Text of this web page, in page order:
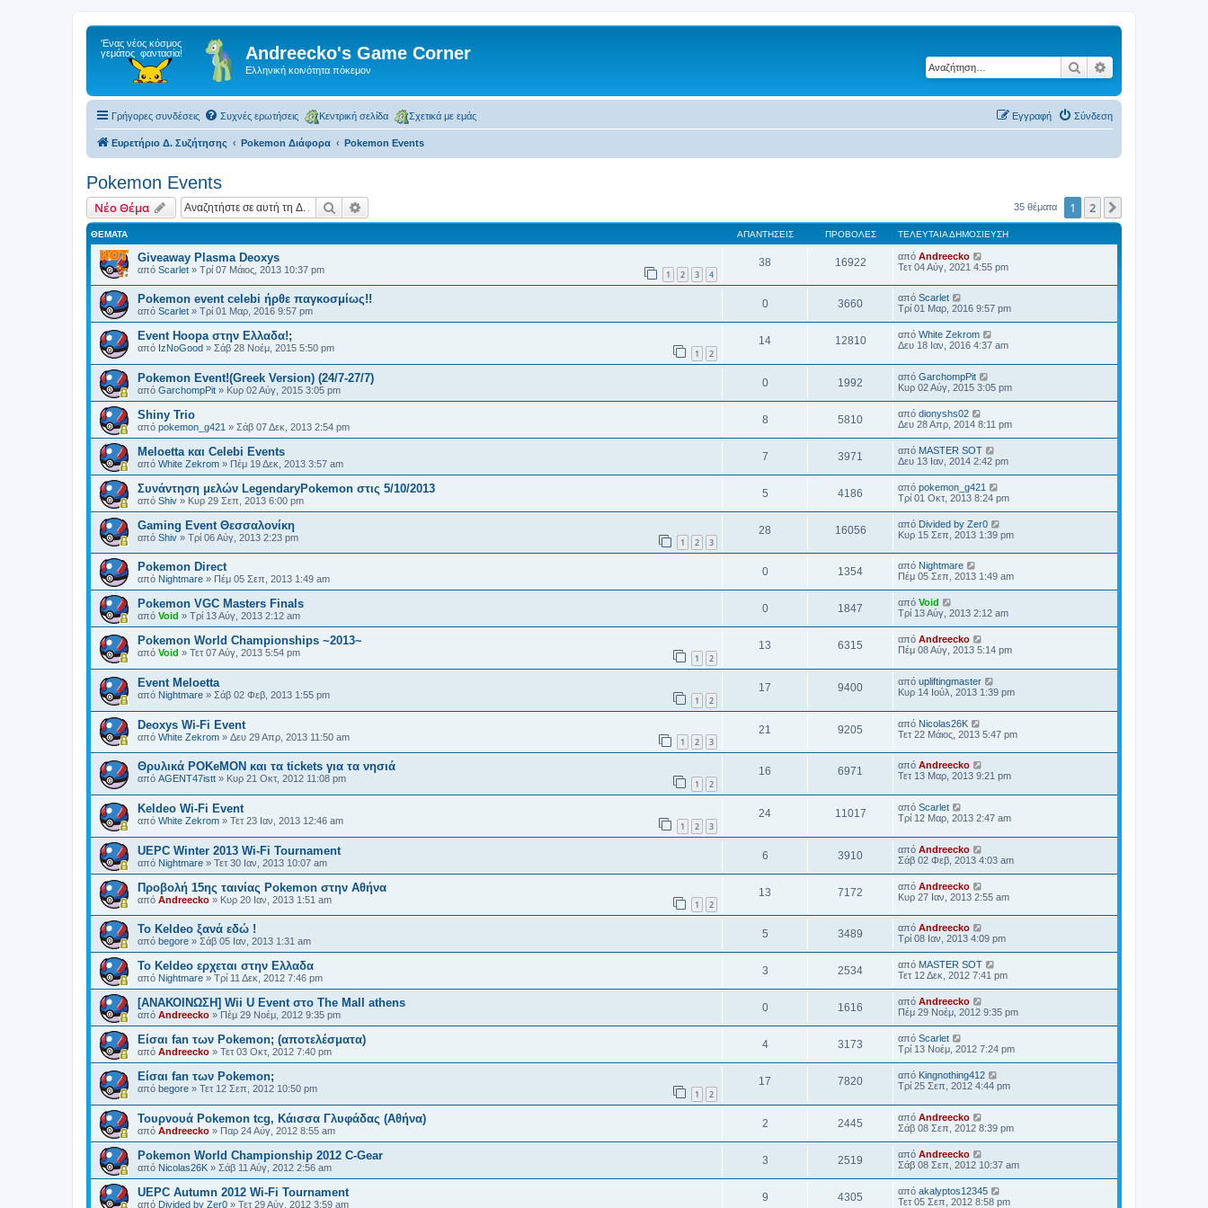
Andreecko's Game Corner
Ελληνική κοινότητα πόκεμον Αναζήτηση
Γρήγορες συνδέσεις Συχνές ερωτήσεις Κεντρική σελίδα Σχετικά με εμάς Σύνδεση
Εγγραφή
Ευρετήριο Δ. Συζήτησης Pokemon Διάφορα Pokemon Events
Pokemon Events
Νέο Θέμα Αναζήτηση 35 θέματα 1 2
ΘΈΜΑΤΑ ΑΠΑΝΤΉΣΕΙΣ ΠΡΟΒΟΛΈΣ ΤΕΛΕΥΤΑΊΑ ΔΗΜΟΣΊΕΥΣΗ
Giveaway Plasma Deoxys
από Scarlet » Τρί 07 Μάιος, 2013 10:37 pm 1 2 3 4
38 16922 από Andreecko
Τετ 04 Αύγ, 2021 4:55 pm
Pokemon event celebi ήρθε παγκοσμίως!!
από Scarlet » Τρί 01 Μαρ, 2016 9:57 pm
0 3660 από Scarlet
Τρί 01 Μαρ, 2016 9:57 pm
Event Hoopa στην Ελλαδα!;
από IzNoGood » Σάβ 28 Νοέμ, 2015 5:50 pm 1 2
14 12810 από White Zekrom
Δευ 18 Ιαν, 2016 4:37 am
Pokemon Event!(Greek Version) (24/7-27/7)
από GarchompPit » Κυρ 02 Αύγ, 2015 3:05 pm
0 1992 από GarchompPit
Κυρ 02 Αύγ, 2015 3:05 pm
Shiny Trio
από pokemon_g421 » Σάβ 07 Δεκ, 2013 2:54 pm
8 5810 από dionyshs02
Δευ 28 Απρ, 2014 8:11 pm
Meloetta και Celebi Events
από White Zekrom » Πέμ 19 Δεκ, 2013 3:57 am
7 3971 από MASTER SOT
Δευ 13 Ιαν, 2014 2:42 pm
Συνάντηση μελών LegendaryPokemon στις 5/10/2013
από Shiv » Κυρ 29 Σεπ, 2013 6:00 pm
5 4186 από pokemon_g421
Τρί 01 Οκτ, 2013 8:24 pm
Gaming Event Θεσσαλονίκη
από Shiv » Τρί 06 Αύγ, 2013 2:23 pm 1 2 3
28 16056 από Divided by Zer0
Κυρ 15 Σεπ, 2013 1:39 pm
Pokemon Direct
από Nightmare » Πέμ 05 Σεπ, 2013 1:49 am
0 1354 από Nightmare
Πέμ 05 Σεπ, 2013 1:49 am
Pokemon VGC Masters Finals
από Void » Τρί 13 Αύγ, 2013 2:12 am
0 1847 από Void
Τρί 13 Αύγ, 2013 2:12 am
Pokemon World Championships ~2013~
από Void » Τετ 07 Αύγ, 2013 5:54 pm 1 2
13 6315 από Andreecko
Πέμ 08 Αύγ, 2013 5:14 pm
Event Meloetta
από Nightmare » Σάβ 02 Φεβ, 2013 1:55 pm 1 2
17 9400 από upliftingmaster
Κυρ 14 Ιούλ, 2013 1:39 pm
Deoxys Wi-Fi Event
από White Zekrom » Δευ 29 Απρ, 2013 11:50 am 1 2 3
21 9205 από Nicolas26K
Τετ 22 Μάιος, 2013 5:47 pm
Θρυλικά POKeMON και τα tickets για τα νησιά
από AGENT47istt » Κυρ 21 Οκτ, 2012 11:08 pm 1 2
16 6971 από Andreecko
Τετ 13 Μαρ, 2013 9:21 pm
Keldeo Wi-Fi Event
από White Zekrom » Τετ 23 Ιαν, 2013 12:46 am 1 2 3
24 11017 από Scarlet
Τρί 12 Μαρ, 2013 2:47 am
UEPC Winter 2013 Wi-Fi Tournament
από Nightmare » Τετ 30 Ιαν, 2013 10:07 am
6 3910 από Andreecko
Σάβ 02 Φεβ, 2013 4:03 am
Προβολή 15ης ταινίας Pokemon στην Αθήνα
από Andreecko » Κυρ 20 Ιαν, 2013 1:51 am 1 2
13 7172 από Andreecko
Κυρ 27 Ιαν, 2013 2:55 am
Το Keldeo ξανά εδώ !
από begore » Σάβ 05 Ιαν, 2013 1:31 am
5 3489 από Andreecko
Τρί 08 Ιαν, 2013 4:09 pm
Το Keldeo ερχεται στην Ελλαδα
από Nightmare » Τρί 11 Δεκ, 2012 7:46 pm
3 2534 από MASTER SOT
Τετ 12 Δεκ, 2012 7:41 pm
[ΑΝΑΚΟΙΝΩΣΗ] Wii U Event στο The Mall athens
από Andreecko » Πέμ 29 Νοέμ, 2012 9:35 pm
0 1616 από Andreecko
Πέμ 29 Νοέμ, 2012 9:35 pm
Είσαι fan των Pokemon; (αποτελέσματα)
από Andreecko » Τετ 03 Οκτ, 2012 7:40 pm
4 3173 από Scarlet
Τρί 13 Νοέμ, 2012 7:24 pm
Είσαι fan των Pokemon;
από begore » Τετ 12 Σεπ, 2012 10:50 pm 1 2
17 7820 από Kingnothing412
Τρί 25 Σεπ, 2012 4:44 pm
Τουρνουά Pokemon tcg, Κάισσα Γλυφάδας (Αθήνα)
από Andreecko » Παρ 24 Αύγ, 2012 8:55 am
2 2445 από Andreecko
Σάβ 08 Σεπ, 2012 8:39 pm
Pokemon World Championship 2012 C-Gear
από Nicolas26K » Σάβ 11 Αύγ, 2012 2:56 am
3 2519 από Andreecko
Σάβ 08 Σεπ, 2012 10:37 am
UEPC Autumn 2012 Wi-Fi Tournament
από Divided by Zer0 » Τετ 29 Αύγ, 2012 3:59 am
9 4305 από akalyptos12345
Τετ 05 Σεπ, 2012 8:58 pm